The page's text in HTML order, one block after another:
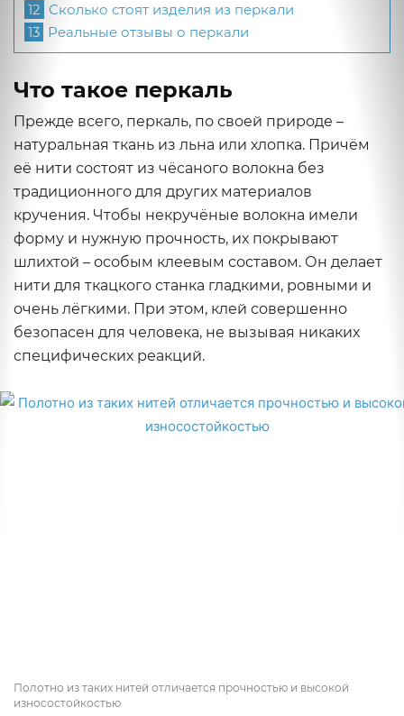
12 Сколько стоят изделия из перкали
13 Реальные отзывы о перкали
Что такое перкаль
Прежде всего, перкаль, по своей природе –
натуральная ткань из льна или хлопка. Причём
её нити состоят из чёсаного волокна без
традиционного для других материалов
кручения. Чтобы некручёные волокна имели
форму и нужную прочность, их покрывают
шлихтой – особым клеевым составом. Он делает
нити для ткацкого станка гладкими, ровными и
очень лёгкими. При этом, клей совершенно
безопасен для человека, не вызывая никаких
специфических реакций.
Полотно из таких нитей отличается прочностью и высокой
износостойкостью